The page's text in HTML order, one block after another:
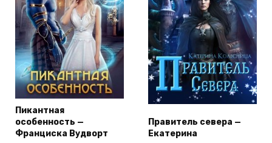
Пикантная
особенность —
Франциска Вудворт
Правитель севера —
Екатерина